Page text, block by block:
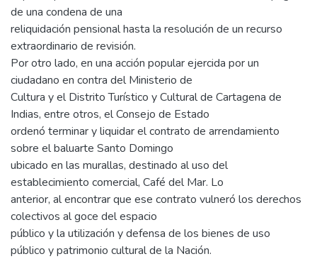
de una condena de una
reliquidación pensional hasta la resolución de un recurso
extraordinario de revisión.
Por otro lado, en una acción popular ejercida por un
ciudadano en contra del Ministerio de
Cultura y el Distrito Turístico y Cultural de Cartagena de
Indias, entre otros, el Consejo de Estado
ordenó terminar y liquidar el contrato de arrendamiento
sobre el baluarte Santo Domingo
ubicado en las murallas, destinado al uso del
establecimiento comercial, Café del Mar. Lo
anterior, al encontrar que ese contrato vulneró los derechos
colectivos al goce del espacio
público y la utilización y defensa de los bienes de uso
público y patrimonio cultural de la Nación.